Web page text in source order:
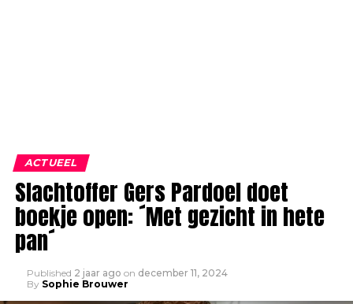
ACTUEEL
Slachtoffer Gers Pardoel doet
boekje open: ´Met gezicht in hete
pan´
Published 2 jaar ago on december 11, 2024
By Sophie Brouwer